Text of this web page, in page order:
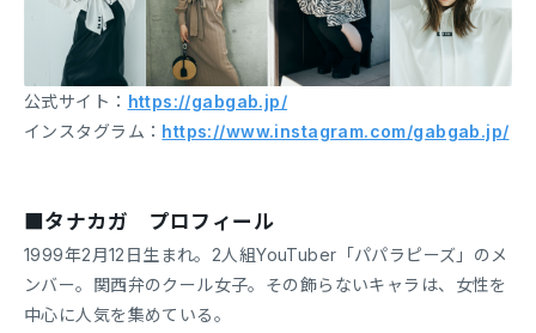
公式サイト： https://gabgab.jp/
インスタグラム： https://www.instagram.com/gabgab.jp/
■タナカガ プロフィール
1999年2月12日生まれ。2人組YouTuber「パパラピーズ」のメ
ンバー。関西弁のクール女子。その飾らないキャラは、女性を
中心に人気を集めている。